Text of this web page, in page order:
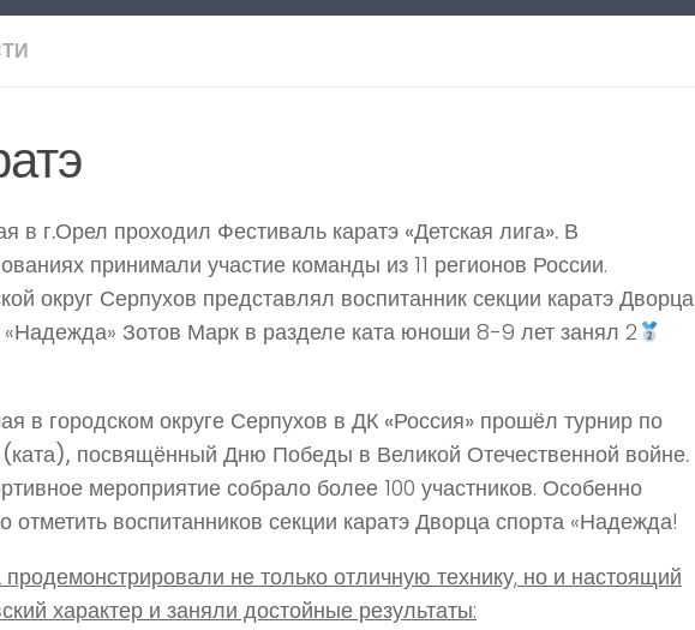
в г.Орел проходил Фестиваль каратэ «Детская лига».В
принимали участие команды из 11 регионов России.
округ Серпухов представлял воспитанник секции каратэ Дворца
«Надежда» Зотов Марк в разделе ката юноши 8-9 лет занял 2
в городском округе Серпухов в ДК «Россия» прошёл турнир по
(ката), посвящённый Дню Победы в Великой Отечественной войне.
мероприятие собрало более 100 участников. Особенно
отметить воспитанников секции каратэ Дворца спорта «Надежда!
продемонстрировали не только отличную технику, но и настоящий
характер и заняли достойные результаты: